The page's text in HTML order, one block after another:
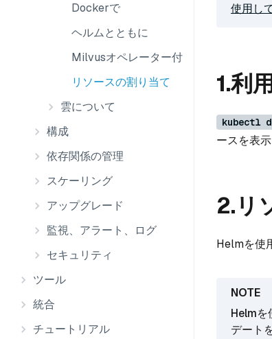
Dockerで
ヘルムとともに
Milvusオペレーター付き
リソースの割り当て
雲について
構成
依存関係の管理
スケーリング
アップグレード
監視、アラート、ログ
セキュリティ
ツール
統合
チュートリアル
使用し
1.利
kubectl
ースを表示
2.リ
Helmを使
Helmを
デート